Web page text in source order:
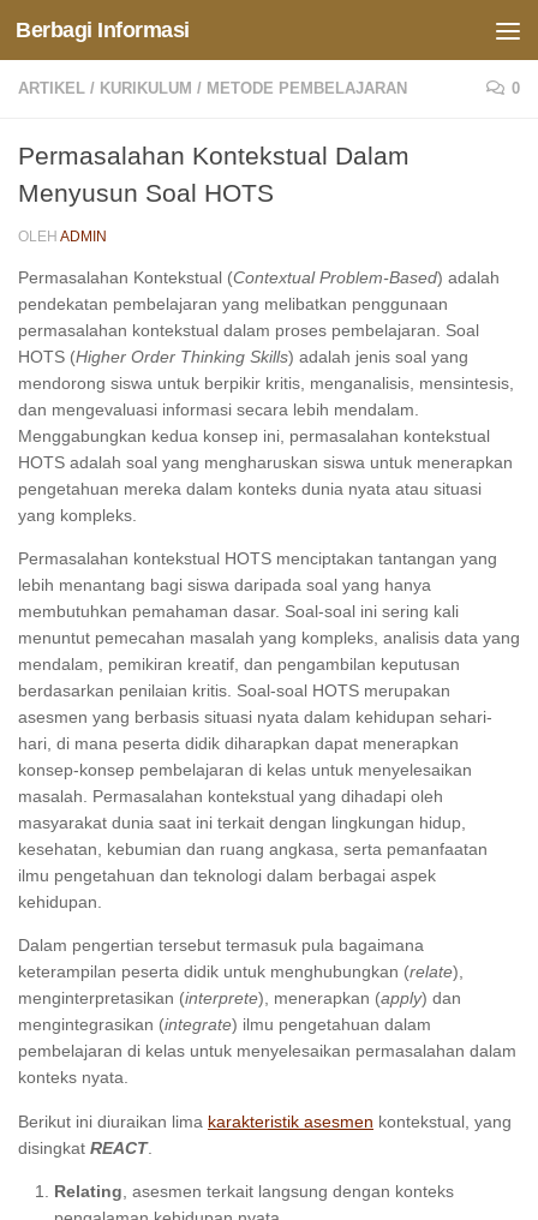
Skip to content
Berbagi Informasi
ARTIKEL / KURIKULUM / METODE PEMBELAJARAN 0
Permasalahan Kontekstual Dalam
Menyusun Soal HOTS
OLEH ADMIN
Permasalahan Kontekstual (Contextual Problem-Based) adalah
pendekatan pembelajaran yang melibatkan penggunaan
permasalahan kontekstual dalam proses pembelajaran. Soal
HOTS (Higher Order Thinking Skills) adalah jenis soal yang
mendorong siswa untuk berpikir kritis, menganalisis, mensintesis,
dan mengevaluasi informasi secara lebih mendalam.
Menggabungkan kedua konsep ini, permasalahan kontekstual
HOTS adalah soal yang mengharuskan siswa untuk menerapkan
pengetahuan mereka dalam konteks dunia nyata atau situasi
yang kompleks.
Permasalahan kontekstual HOTS menciptakan tantangan yang
lebih menantang bagi siswa daripada soal yang hanya
membutuhkan pemahaman dasar. Soal-soal ini sering kali
menuntut pemecahan masalah yang kompleks, analisis data yang
mendalam, pemikiran kreatif, dan pengambilan keputusan
berdasarkan penilaian kritis. Soal-soal HOTS merupakan
asesmen yang berbasis situasi nyata dalam kehidupan sehari-
hari, di mana peserta didik diharapkan dapat menerapkan
konsep-konsep pembelajaran di kelas untuk menyelesaikan
masalah. Permasalahan kontekstual yang dihadapi oleh
masyarakat dunia saat ini terkait dengan lingkungan hidup,
kesehatan, kebumian dan ruang angkasa, serta pemanfaatan
ilmu pengetahuan dan teknologi dalam berbagai aspek
kehidupan.
Dalam pengertian tersebut termasuk pula bagaimana
keterampilan peserta didik untuk menghubungkan (relate),
menginterpretasikan (interprete), menerapkan (apply) dan
mengintegrasikan (integrate) ilmu pengetahuan dalam
pembelajaran di kelas untuk menyelesaikan permasalahan dalam
konteks nyata.
Berikut ini diuraikan lima karakteristik asesmen kontekstual, yang
disingkat REACT.
Relating , asesmen terkait langsung dengan konteks